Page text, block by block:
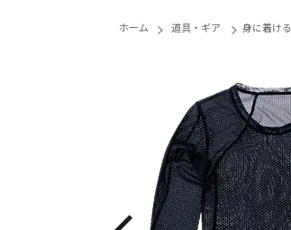
ホーム 道具・ギア 身に着ける